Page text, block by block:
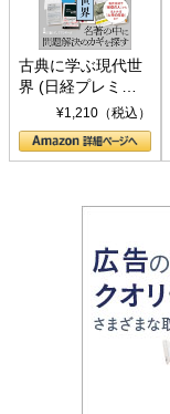
古典に学ぶ現代世
界 (日経プレミア
シリーズ)¥1,210（税込）